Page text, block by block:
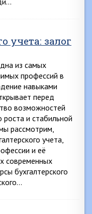
учета: залог
из самых
профессий в
навыками
перед
возможностей
роста и стабильной
рассмотрим,
учета,
и её
современных
бухгалтерского